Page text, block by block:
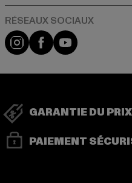
Visit our Instagram
Visit ourVisit our
GARANTIE DU
PAIEMENT